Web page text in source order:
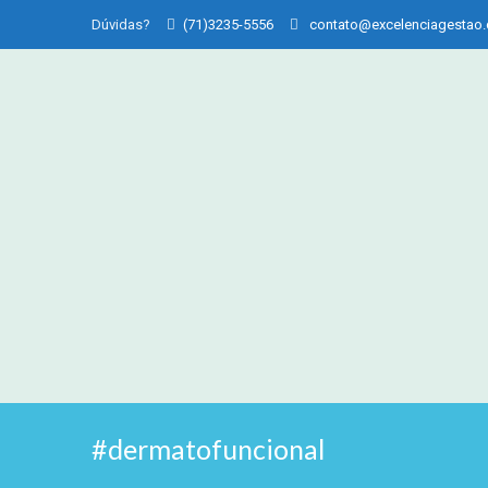
Dúvidas? (71)3235-5556
#dermatofuncional